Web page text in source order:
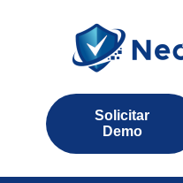
Solicitar
Demo